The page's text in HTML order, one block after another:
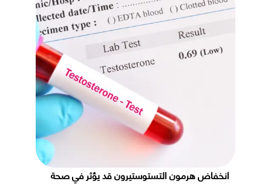
انخفاض هرمون التستوستيرون قد يؤثر في صحة